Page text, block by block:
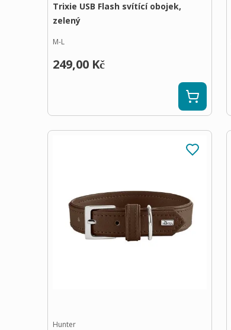
Trixie USB Flash svítící obojek,
zelený
M-L
249,00 Kč
Hunter